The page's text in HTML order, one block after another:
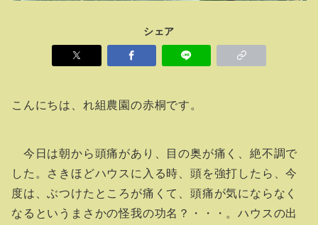
シェア
こんにちは、れ組農園の赤桐です。
今日は朝から頭痛があり、目の奥が痛く、絶不調で
した。さきほどハウスに入る時、頭を強打したら、今
度は、ぶつけたところが痛くて、頭痛が気にならなく
なるというまさかの怪我の功名？・・・。ハウスの出